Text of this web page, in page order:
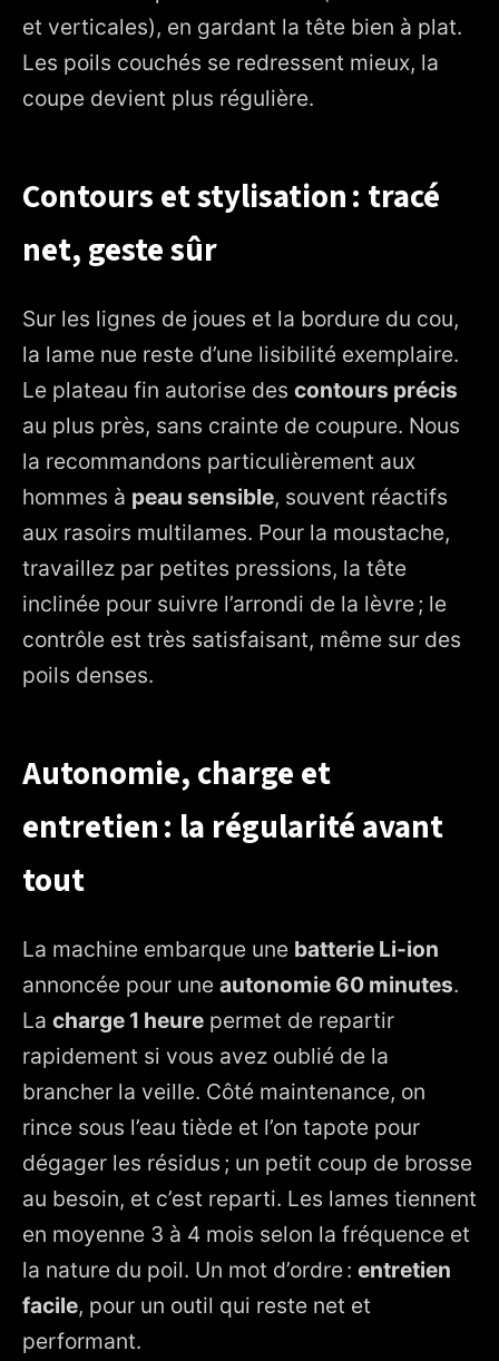
et verticales), en gardant la tête bien à plat.
Les poils couchés se redressent mieux, la
coupe devient plus régulière.
Contours et stylisation : tracé
net, geste sûr
Sur les lignes de joues et la bordure du cou,
la lame nue reste d’une lisibilité exemplaire.
Le plateau fin autorise des contours précis
au plus près, sans crainte de coupure. Nous
la recommandons particulièrement aux
hommes à peau sensible, souvent réactifs
aux rasoirs multilames. Pour la moustache,
travaillez par petites pressions, la tête
inclinée pour suivre l’arrondi de la lèvre ; le
contrôle est très satisfaisant, même sur des
poils denses.
Autonomie, charge et
entretien : la régularité avant
tout
La machine embarque une batterie Li-ion
annoncée pour une autonomie 60 minutes.
La charge 1 heure permet de repartir
rapidement si vous avez oublié de la
brancher la veille. Côté maintenance, on
rince sous l’eau tiède et l’on tapote pour
dégager les résidus ; un petit coup de brosse
au besoin, et c’est reparti. Les lames tiennent
en moyenne 3 à 4 mois selon la fréquence et
la nature du poil. Un mot d’ordre : entretien
facile, pour un outil qui reste net et
performant.